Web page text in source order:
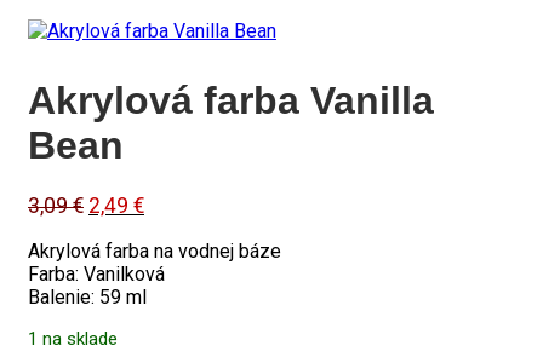
Akrylová farba Vanilla
Bean
3,09€ Original
was:
3,09 €.
2,49 €Current
is:
2,49 €.
Akrylová farba na vodnej báze
Farba: Vanilková
Balenie: 59 ml
1 na sklade